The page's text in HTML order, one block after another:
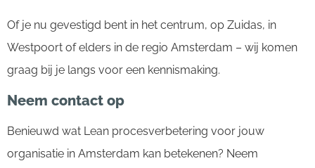
Of je nu gevestigd bent in het centrum, op Zuidas, in
Westpoort of elders in de regio Amsterdam – wij komen
graag bij je langs voor een kennismaking.
Neem contact op
Benieuwd wat Lean procesverbetering voor jouw
organisatie in Amsterdam kan betekenen? Neem